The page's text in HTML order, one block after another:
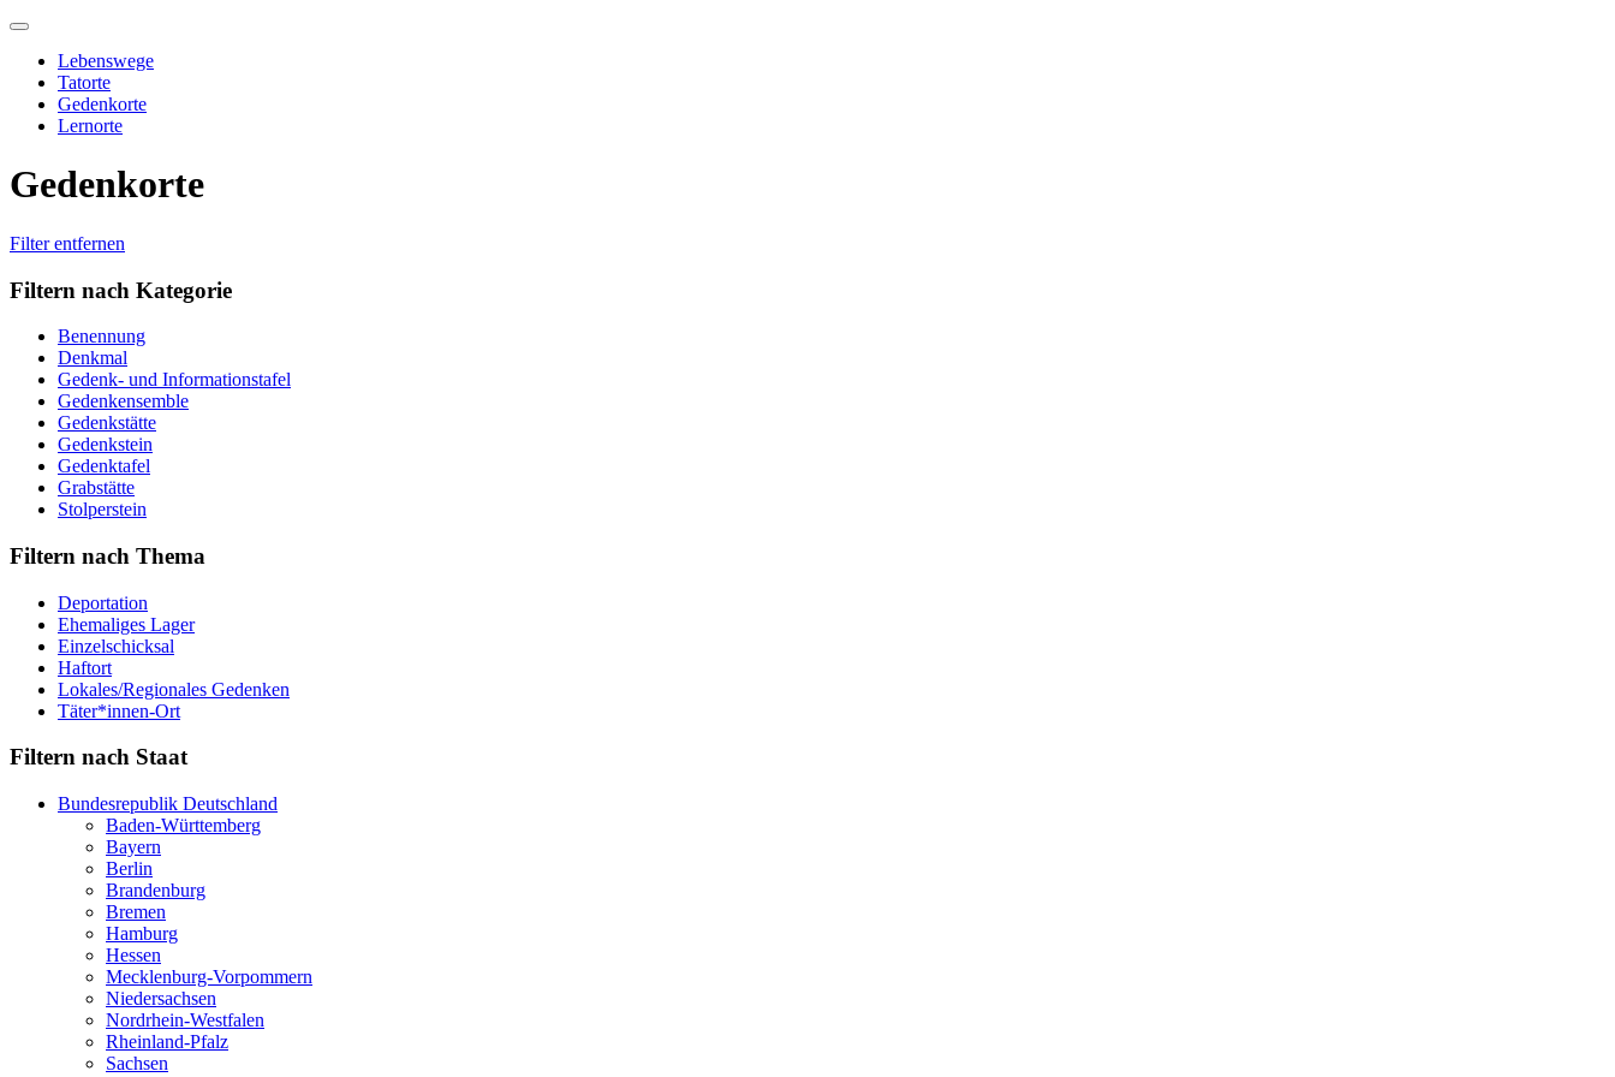
Skip
contentLebenswege
Tatorte
Gedenkorte
Lernorte
Gedenkorte
Filter entfernen
Filtern nach Kategorie
Benennung
Denkmal
Gedenk- und Informationstafel
Gedenkensemble
Gedenkstätte
Gedenkstein
Gedenktafel
Grabstätte
Stolperstein
Filtern nach Thema
Deportation
Ehemaliges Lager
Einzelschicksal
Haftort
Lokales/Regionales Gedenken
Täter*innen-Ort
Filtern nach Staat
Bundesrepublik Deutschland
Baden-Württemberg
Bayern
Berlin
Brandenburg
Bremen
Hamburg
Hessen
Mecklenburg-Vorpommern
Niedersachsen
Nordrhein-Westfalen
Rheinland-Pfalz
Sachsen